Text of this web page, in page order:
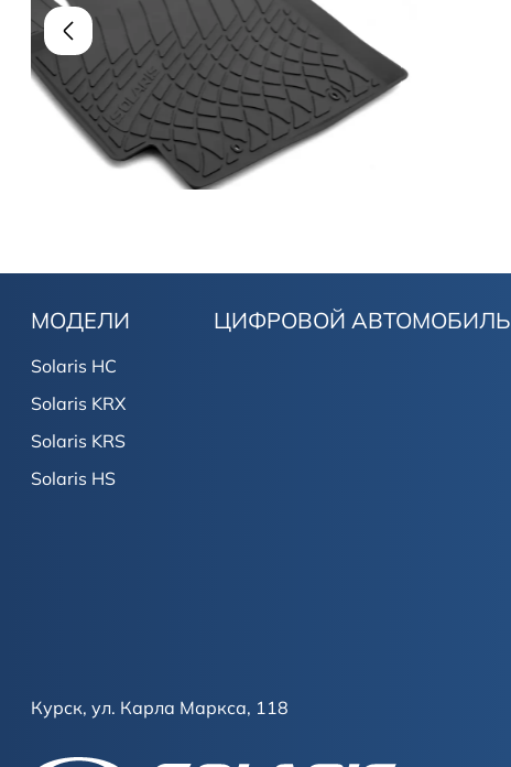
МОДЕЛИ
Solaris HC
Solaris KRX
Solaris KRS
Solaris HS
ЦИФРОВОЙ АВТОМОБИЛЬ
Курск, ул. Карла Маркса, 118